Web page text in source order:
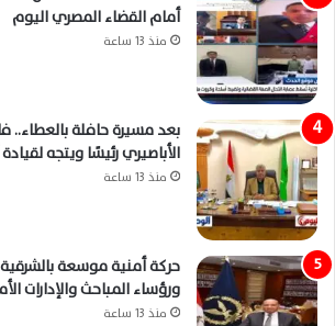
أمام القضاء المصري اليوم
منذ 13 ساعة
بعد مسيرة حافلة
الأباصيري رئيسًا ويتجه
منذ 13 ساعة
حركة أمنية موسعة بالشرقية
ورؤساء المباحث والإدارات
منذ 13 ساعة